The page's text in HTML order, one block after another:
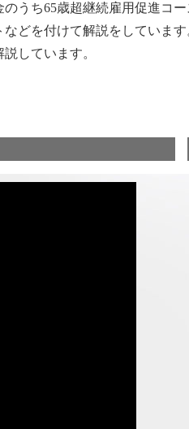
うち65歳超継続雇用促進コー
どを付けて解説をしています
しています。